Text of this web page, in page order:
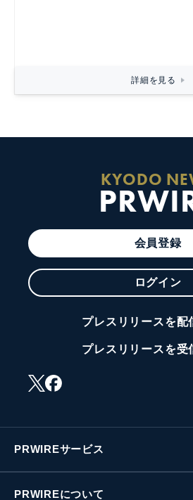
詳細を見る
KYODO
会員登録
ログイン
プレスリリースを配
プレスリリースを受
PRWIREサービス
PRWIREについて